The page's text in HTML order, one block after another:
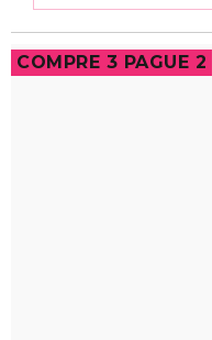
COMPRE 3 PAGUE 2